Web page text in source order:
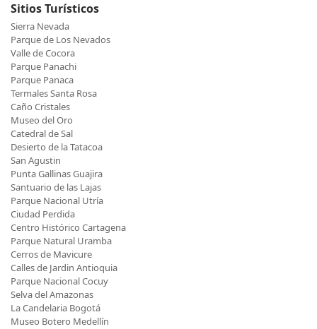
Sitios Turísticos
Sierra Nevada
Parque de Los Nevados
Valle de Cocora
Parque Panachi
Parque Panaca
Termales Santa Rosa
Caño Cristales
Museo del Oro
Catedral de Sal
Desierto de la Tatacoa
San Agustin
Punta Gallinas Guajira
Santuario de las Lajas
Parque Nacional Utría
Ciudad Perdida
Centro Histórico Cartagena
Parque Natural Uramba
Cerros de Mavicure
Calles de Jardin Antioquia
Parque Nacional Cocuy
Selva del Amazonas
La Candelaria Bogotá
Museo Botero Medellín